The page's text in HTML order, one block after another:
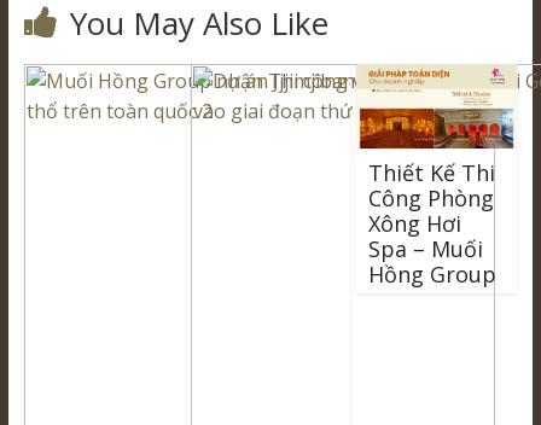
You May Also Like
Thiết Kế Thi
Công Phòng
Xông Hơi
Spa – Muối
Hồng Group